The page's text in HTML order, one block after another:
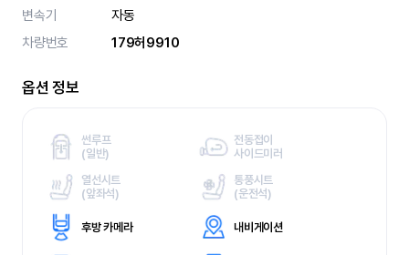
변속기
자동
차량번호
179허9910
옵션 정보
썬루프
(일반)
전동접이
사이드미러
열선시트
(앞좌석)
통풍시트
(운전석)
후방 카메라 내비게이션